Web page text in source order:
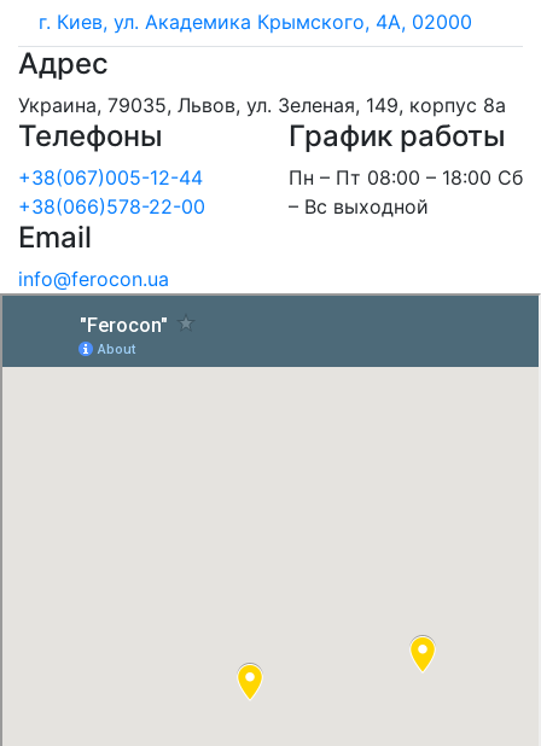
г. Киев, ул. Академика Крымского, 4А, 02000
Адрес
Украина, 79035, Львов, ул. Зеленая, 149, корпус 8а
Телефоны
+38(067)005-12-44
+38(066)578-22-00
График работы
Пн – Пт 08:00 – 18:00 Сб
– Вс выходной
Email
info@ferocon.ua